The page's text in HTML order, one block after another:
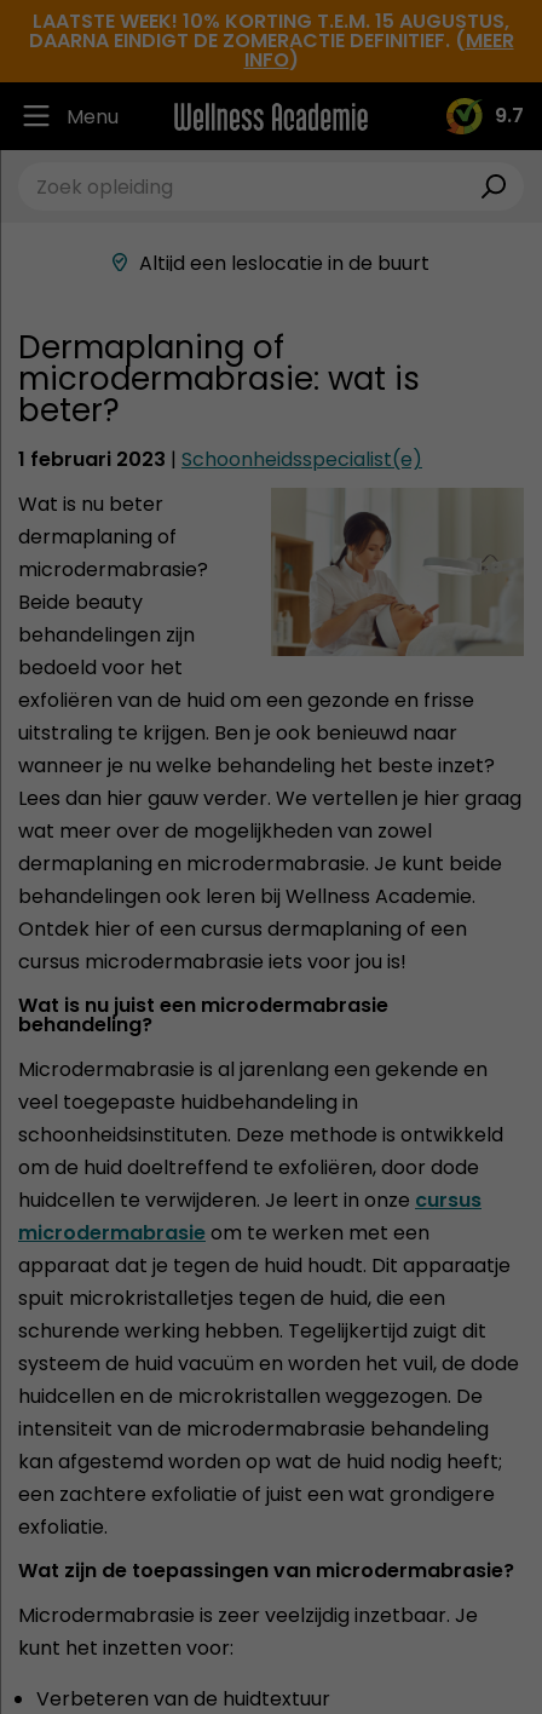
LAATSTE WEEK! 10% KORTING T.E.M. 15 AUGUSTUS,
DAARNA EINDIGT DE ZOMERACTIE DEFINITIEF. (MEER
INFO)
9.7
Menu
Ruim 30.000 tevreden studenten
Beste docenten in de branche
Dermaplaning of
microdermabrasie: wat is
beter?
1 februari 2023 | Schoonheidsspecialist(e)
Wat is nu beter
dermaplaning of
microdermabrasie?
Beide beauty
behandelingen zijn
bedoeld voor het
exfoliëren van de huid om een gezonde en frisse
uitstraling te krijgen. Ben je ook benieuwd naar
wanneer je nu welke behandeling het beste inzet?
Lees dan hier gauw verder. We vertellen je hier graag
wat meer over de mogelijkheden van zowel
dermaplaning en microdermabrasie. Je kunt beide
behandelingen ook leren bij Wellness Academie.
Ontdek hier of een cursus dermaplaning of een
cursus microdermabrasie iets voor jou is!
Wat is nu juist een microdermabrasie
behandeling?
Microdermabrasie is al jarenlang een gekende en
veel toegepaste huidbehandeling in
schoonheidsinstituten. Deze methode is ontwikkeld
om de huid doeltreffend te exfoliëren, door dode
huidcellen te verwijderen. Je leert in onze cursus
microdermabrasieom te werken met een
apparaat dat je tegen de huid houdt. Dit apparaatje
spuit microkristalletjes tegen de huid, die een
schurende werking hebben. Tegelijkertijd zuigt dit
systeem de huid vacuüm en worden het vuil, de dode
huidcellen en de microkristallen weggezogen. De
intensiteit van de microdermabrasie behandeling
kan afgestemd worden op wat de huid nodig heeft;
een zachtere exfoliatie of juist een wat grondigere
exfoliatie.
Wat zijn de toepassingen van microdermabrasie?
Microdermabrasie is zeer veelzijdig inzetbaar. Je
kunt het inzetten voor:
Verbeteren van de huidtextuur